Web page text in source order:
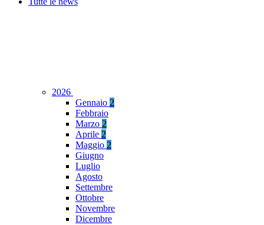
2026
Gennaio 2
Febbraio
Marzo 2
Aprile 2
Maggio 2
Giugno
Luglio
Agosto
Settembre
Ottobre
Novembre
Dicembre